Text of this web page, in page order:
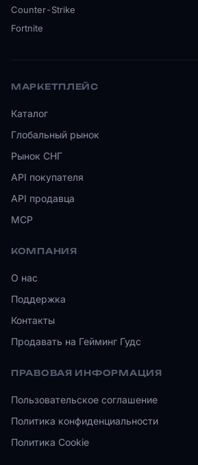
Counter-Strike
Fortnite
МАРКЕТПЛЕЙС
Каталог
Глобальный рынок
Рынок СНГ
API покупателя
API продавца
MCP
КОМПАНИЯ
О нас
Поддержка
Контакты
Продавать на Гейминг Гудс
ПРАВОВАЯ ИНФОРМАЦИЯ
Пользовательское соглашение
Политика конфиденциальности
Политика Cookie